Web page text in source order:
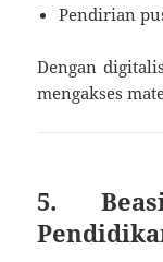
Pendirian
Dengan
mengakses
5.